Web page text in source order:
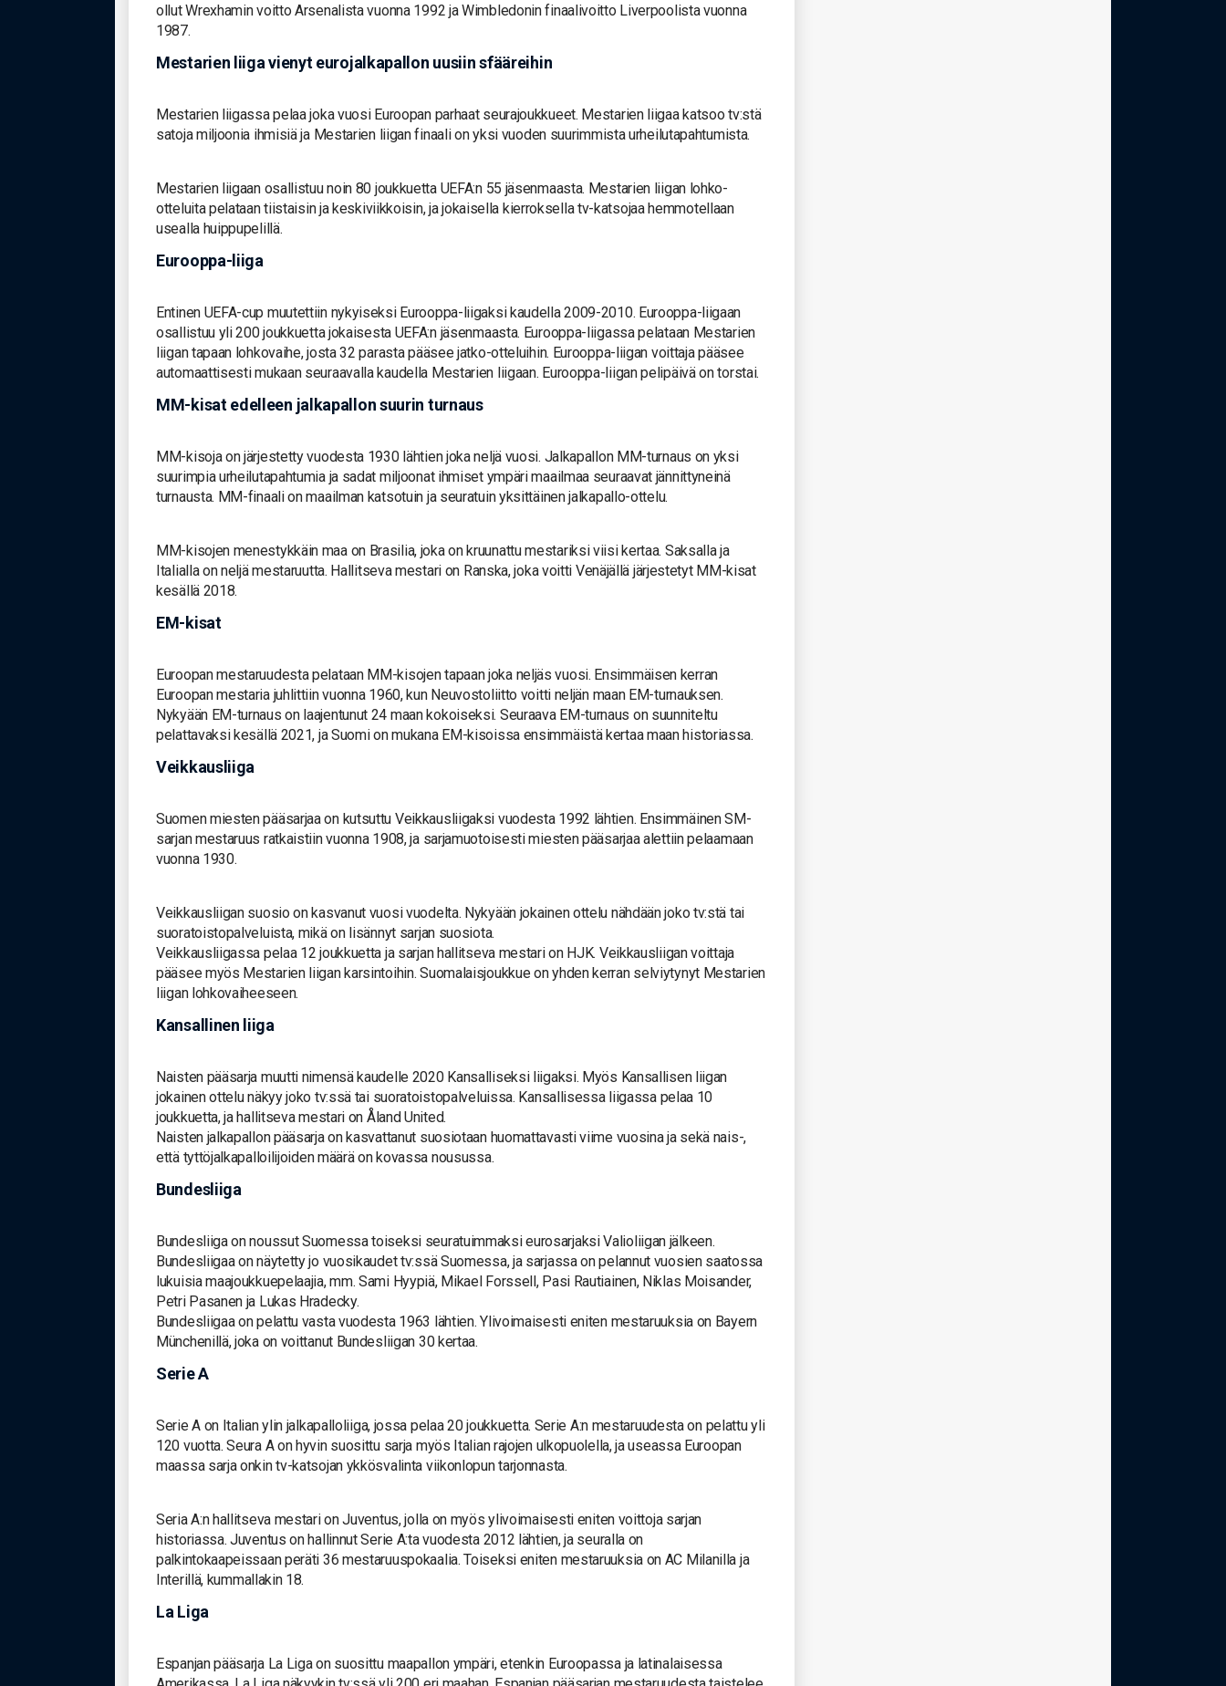
ollut Wrexhamin voitto Arsenalista vuonna 1992 ja Wimbledonin finaalivoitto Liverpoolista vuonna
1987.
Mestarien liiga vienyt eurojalkapallon uusiin sfääreihin
Mestarien liigassa pelaa joka vuosi Euroopan parhaat seurajoukkueet. Mestarien liigaa katsoo tv:stä
satoja miljoonia ihmisiä ja Mestarien liigan finaali on yksi vuoden suurimmista urheilutapahtumista.
Mestarien liigaan osallistuu noin 80 joukkuetta UEFA:n 55 jäsenmaasta. Mestarien liigan lohko-
otteluita pelataan tiistaisin ja keskiviikkoisin, ja jokaisella kierroksella tv-katsojaa hemmotellaan
usealla huippupelillä.
Eurooppa-liiga
Entinen UEFA-cup muutettiin nykyiseksi Eurooppa-liigaksi kaudella 2009-2010. Eurooppa-liigaan
osallistuu yli 200 joukkuetta jokaisesta UEFA:n jäsenmaasta. Eurooppa-liigassa pelataan Mestarien
liigan tapaan lohkovaihe, josta 32 parasta pääsee jatko-otteluihin. Eurooppa-liigan voittaja pääsee
automaattisesti mukaan seuraavalla kaudella Mestarien liigaan. Eurooppa-liigan pelipäivä on torstai.
MM-kisat edelleen jalkapallon suurin turnaus
MM-kisoja on järjestetty vuodesta 1930 lähtien joka neljä vuosi. Jalkapallon MM-turnaus on yksi
suurimpia urheilutapahtumia ja sadat miljoonat ihmiset ympäri maailmaa seuraavat jännittyneinä
turnausta. MM-finaali on maailman katsotuin ja seuratuin yksittäinen jalkapallo-ottelu.
MM-kisojen menestykkäin maa on Brasilia, joka on kruunattu mestariksi viisi kertaa. Saksalla ja
Italialla on neljä mestaruutta. Hallitseva mestari on Ranska, joka voitti Venäjällä järjestetyt MM-kisat
kesällä 2018.
EM-kisat
Euroopan mestaruudesta pelataan MM-kisojen tapaan joka neljäs vuosi. Ensimmäisen kerran
Euroopan mestaria juhlittiin vuonna 1960, kun Neuvostoliitto voitti neljän maan EM-turnauksen.
Nykyään EM-turnaus on laajentunut 24 maan kokoiseksi. Seuraava EM-turnaus on suunniteltu
pelattavaksi kesällä 2021, ja Suomi on mukana EM-kisoissa ensimmäistä kertaa maan historiassa.
Veikkausliiga
Suomen miesten pääsarjaa on kutsuttu Veikkausliigaksi vuodesta 1992 lähtien. Ensimmäinen SM-
sarjan mestaruus ratkaistiin vuonna 1908, ja sarjamuotoisesti miesten pääsarjaa alettiin pelaamaan
vuonna 1930.
Veikkausliigan suosio on kasvanut vuosi vuodelta. Nykyään jokainen ottelu nähdään joko tv:stä tai
suoratoistopalveluista, mikä on lisännyt sarjan suosiota.
Veikkausliigassa pelaa 12 joukkuetta ja sarjan hallitseva mestari on HJK. Veikkausliigan voittaja
pääsee myös Mestarien liigan karsintoihin. Suomalaisjoukkue on yhden kerran selviytynyt Mestarien
liigan lohkovaiheeseen.
Kansallinen liiga
Naisten pääsarja muutti nimensä kaudelle 2020 Kansalliseksi liigaksi. Myös Kansallisen liigan
jokainen ottelu näkyy joko tv:ssä tai suoratoistopalveluissa. Kansallisessa liigassa pelaa 10
joukkuetta, ja hallitseva mestari on Åland United.
Naisten jalkapallon pääsarja on kasvattanut suosiotaan huomattavasti viime vuosina ja sekä nais-,
että tyttöjalkapalloilijoiden määrä on kovassa nousussa.
Bundesliiga
Bundesliiga on noussut Suomessa toiseksi seuratuimmaksi eurosarjaksi Valioliigan jälkeen.
Bundesliigaa on näytetty jo vuosikaudet tv:ssä Suomessa, ja sarjassa on pelannut vuosien saatossa
lukuisia maajoukkuepelaajia, mm. Sami Hyypiä, Mikael Forssell, Pasi Rautiainen, Niklas Moisander,
Petri Pasanen ja Lukas Hradecky.
Bundesliigaa on pelattu vasta vuodesta 1963 lähtien. Ylivoimaisesti eniten mestaruuksia on Bayern
Münchenillä, joka on voittanut Bundesliigan 30 kertaa.
Serie A
Serie A on Italian ylin jalkapalloliiga, jossa pelaa 20 joukkuetta. Serie A:n mestaruudesta on pelattu yli
120 vuotta. Seura A on hyvin suosittu sarja myös Italian rajojen ulkopuolella, ja useassa Euroopan
maassa sarja onkin tv-katsojan ykkösvalinta viikonlopun tarjonnasta.
Seria A:n hallitseva mestari on Juventus, jolla on myös ylivoimaisesti eniten voittoja sarjan
historiassa. Juventus on hallinnut Serie A:ta vuodesta 2012 lähtien, ja seuralla on
palkintokaapeissaan peräti 36 mestaruuspokaalia. Toiseksi eniten mestaruuksia on AC Milanilla ja
Interillä, kummallakin 18.
La Liga
Espanjan pääsarja La Liga on suosittu maapallon ympäri, etenkin Euroopassa ja latinalaisessa